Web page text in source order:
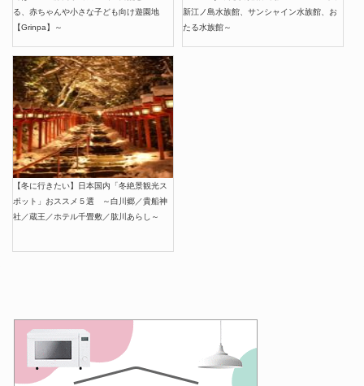
る、赤ちゃんや小さな子ども向け遊園地
【Grinpa】～
新江ノ島水族館、サンシャイン水族館、お
たる水族館～
【冬に行きたい】日本国内「冬絶景観光ス
ポット」おススメ５選 ～白川郷／貴船神
社／蔵王／ホテル千畳敷／肱川あらし～